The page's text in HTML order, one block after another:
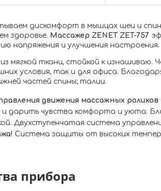
дискомфорт в мышцах шеи и
здоровье. Массажер ZENET ZET-757
напряжения и улучшения настроения.
мягкой ткани, стойкой к
условия, так и для офиса.
частей спины; талии.
движения массажных роликов
дарить чувства комфорта и уюта.
Двухступенчатая система
Система защиты от высоких
прибора